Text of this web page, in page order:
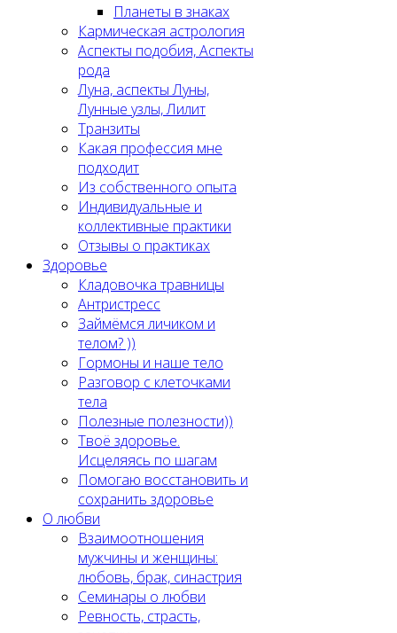
Планеты в знаках
Кармическая астрология
Аспекты подобия, Аспекты
рода
Луна, аспекты Луны,
Лунные узлы, Лилит
Транзиты
Какая профессия мне
подходит
Из собственного опыта
Индивидуальные и
коллективные практики
Отзывы о практиках
Здоровье
Кладовочка травницы
Антристресс
Займёмся личиком и
телом? ))
Гормоны и наше тело
Разговор с клеточками
тела
Полезные полезности))
Твоё здоровье.
Исцеляясь по шагам
Помогаю восстановить и
сохранить здоровье
О любви
Взаимоотношения
мужчины и женщины:
любовь, брак, синастрия
Семинары о любви
Ревность, страсть,